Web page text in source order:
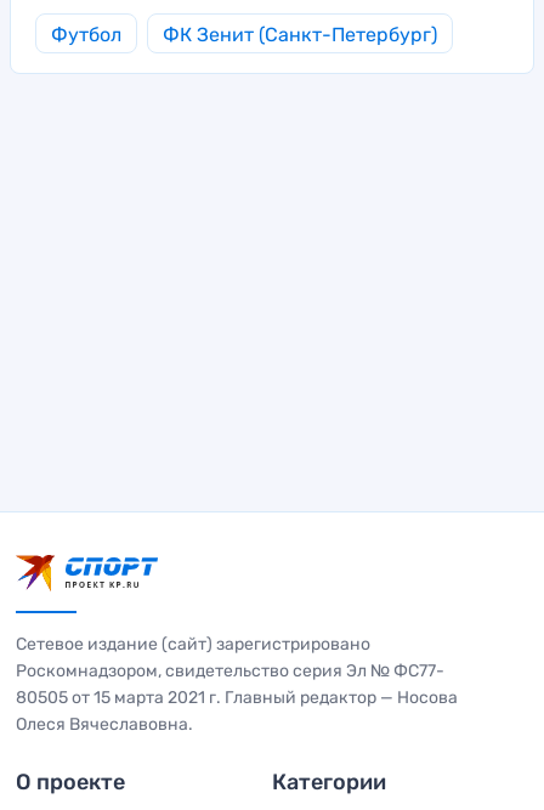
Футбол ФК Зенит (Санкт-Петербург)
Сетевое издание (сайт) зарегистрировано
Роскомнадзором, свидетельство серия Эл № ФС77-
80505 от 15 марта 2021 г. Главный редактор — Носова
Олеся Вячеславовна.
О проекте Категории